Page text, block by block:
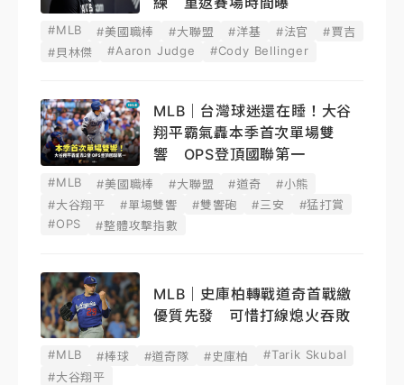
#MLB #美國職棒 #大聯盟 #洋基 #法官
#賈吉
#貝林傑
#Aaron Judge #Cody Bellinger
MLB｜台灣球迷還在睡！大谷
翔平霸氣轟本季首次單場雙
響 OPS登頂國聯第一
#MLB #美國職棒 #大聯盟 #道奇
#小熊
#大谷翔平
#單場雙響 #雙響砲 #三安
#猛打賞
#OPS
#整體攻擊指數
MLB｜史庫柏轉戰道奇首戰繳
優質先發 可惜打線熄火吞敗
#MLB #棒球 #道奇隊 #史庫柏
#Tarik Skubal
#大谷翔平